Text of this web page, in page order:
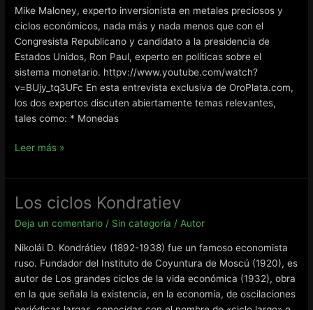
Keiser,
financiado
por
colecta
popular
Mike Maloney, experto inversionista en metales preciosos y
ciclos económicos, nada más y nada menos que con el
Congresista Republicano y candidato a la presidencia de
Estados Unidos, Ron Paul, experto en políticas sobre el
sistema monetario. httpv://www.youtube.com/watch?
v=BUjy_tq3UFc En esta entrevista exclusiva de OroPlata.com,
los dos expertos discuten abiertamente temas relevantes,
tales como: * Monedas
Ron
y
Mike
Maloney,
Oro,
FED,
Crédito,
Papel
moneda
Leer más »
Los ciclos Kondratiev
Deja un comentario / Sin categoría / Autor
Nikolái D. Kondrátiev (1892-1938) fue un famoso economista
ruso. Fundador del Instituto de Coyuntura de Moscú (1920), es
autor de Los grandes ciclos de la vida económica (1932), obra
en la que señala la existencia, en la economía, de oscilaciones